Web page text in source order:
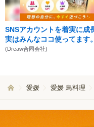
SNSアカウントを着実に成
実はみんなココ使ってます。
(Dreaw合同会社)
愛媛 愛媛 鳥料理